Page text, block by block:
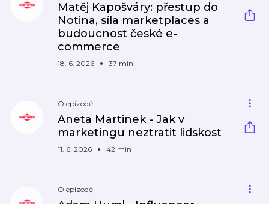
Matěj Kapošváry: přestup do
Notina, síla marketplaces a
budoucnost české e-
commerce
18. 6. 2026 37 min
O epizodě
Aneta Martinek - Jak v
marketingu neztratit lidskost
11. 6. 2026 42 min
O epizodě